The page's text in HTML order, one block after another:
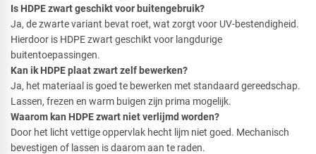
Is HDPE zwart geschikt voor buitengebruik?
Ja, de zwarte variant bevat roet, wat zorgt voor UV-bestendigheid.
Hierdoor is HDPE zwart geschikt voor langdurige
buitentoepassingen.
Kan ik HDPE plaat zwart zelf bewerken?
Ja, het materiaal is goed te bewerken met standaard gereedschap.
Lassen, frezen en warm buigen zijn prima mogelijk.
Waarom kan HDPE zwart niet verlijmd worden?
Door het licht vettige oppervlak hecht lijm niet goed. Mechanisch
bevestigen of lassen is daarom aan te raden.